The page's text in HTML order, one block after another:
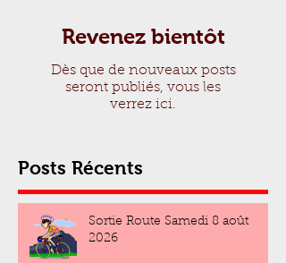
Revenez bientôt
Dès que de nouveaux posts
seront publiés, vous les
verrez ici.
Posts Récents
Sortie Route Samedi 8 août
2026